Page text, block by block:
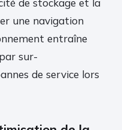
une navigation
entraîne
sur-
de service lors